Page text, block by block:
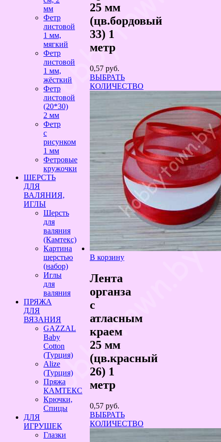
25 мм
(цв.бордовый
33) 1
метр
0,57 руб.
ВЫБРАТЬ
КОЛИЧЕСТВО
В корзину
Лента
органза
с
атласным
краем
25 мм
(цв.красный
26) 1
метр
0,57 руб.
ВЫБРАТЬ
КОЛИЧЕСТВО
мм
Фетр
листовой
1 мм,
мягкий
Фетр
листовой
1 мм,
жёсткий
Фетр
листовой
(20*30)
2 мм
Фетр
с
рисунком
1 мм
Фетровые
кружочки
ШЕРСТЬ
ДЛЯ
ВАЛЯНИЯ,
ИГЛЫ
Шерсть
для
валяния
(Камтекс)
Картина
шерстью
(набор)
Иглы
для
валяния
ПРЯЖА
ДЛЯ
ВЯЗАНИЯ
GAZZAL
Baby
Cotton
(Турция)
Alize
(Турция)
Пряжа
КАМТЕКС
Крючки,
Спицы
ДЛЯ
ИГРУШЕК
Глазки